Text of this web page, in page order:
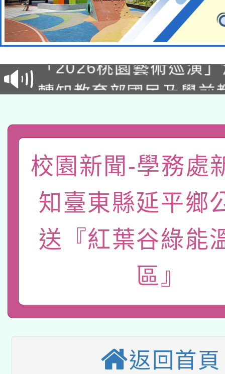
業技術研究院辦理「
用水績優單位及節水達
動」
115年8月22日(星期六
桃園市孔廟祈福系列
開 智慧啟航」
2026年桃園地景藝術
「2026桃園藝術巡演
關事宜
轉知教育部國民及學前
年度健康促進學校輔導
業成長研習」實施計畫
原住民族教育政策研討
族教育國際趨勢與發展
轉知教育部國民及學前
新北市政府教育局辦理
師專業成長研習實施計
方素養工作坊新北場」
函轉國立臺灣師範大學
族語言臺北學習中心
「族語學習班」招生簡
文教學共融平台-教案
件」活動簡章
教育部國民及學前教育
年度COVID-19疫苗接
接種對象擴大為「滿6
月28日止
轉知經濟部水利署委託
業技術研究院辦理「
用水績優單位及節水達
動」
桃園市孔廟祈福系列
開 智慧啟航」
2026年桃園地景藝術
「2026桃園藝術巡演
關事宜
轉知教育部國民及學前
國立臺灣師範大學辦
函轉國家教育研究院
校園新聞-學務處
知臺東縣延平鄉
送『紅葉谷綠能
區』
返回首頁